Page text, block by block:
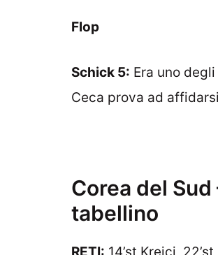
Flop
Schick 5: Era uno
Ceca prova ad
Corea del
tabellino
RETI: 14’st Krejci,